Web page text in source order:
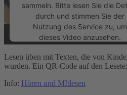
sammeln. Bitte lesen Sie die
durch und stimmen Sie der
Nutzung des Service zu, um
dieses Video anzusehen.
Mehr Informationen
Akzeptieren
Lesen üben mit Texten, die von
wurden. Ein QR-Code auf den
Info: Hören und MItlesen